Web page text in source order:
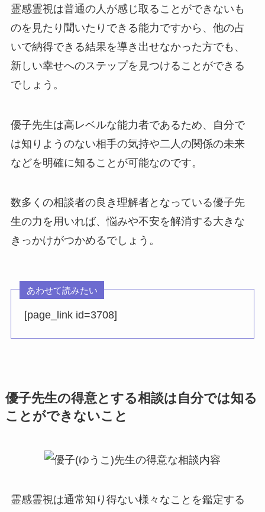
霊感霊視は普通の人が感じ取ることができないも
のを見たり聞いたりできる能力ですから、他の占
いで納得できる結果を導き出せなかった方でも、
新しい幸せへのステップを見つけることができる
でしょう。
優子先生は高レベルな能力者であるため、自分で
は知りようのない相手の気持や二人の関係の未来
などを明確に知ることが可能なのです。
数多くの相談者の良き理解者となっている優子先
生の力を用いれば、悩みや不安を解消する大きな
きっかけがつかめるでしょう。
あわせて読みたい
[page_link id=3708]
優子先生の得意とする相談は自分では知る
ことができないこと
霊感霊視は通常知り得ない様々なことを鑑定する